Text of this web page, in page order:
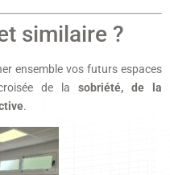
similaire ?
ensemble vos futurs espaces
de la sobriété, de la
.